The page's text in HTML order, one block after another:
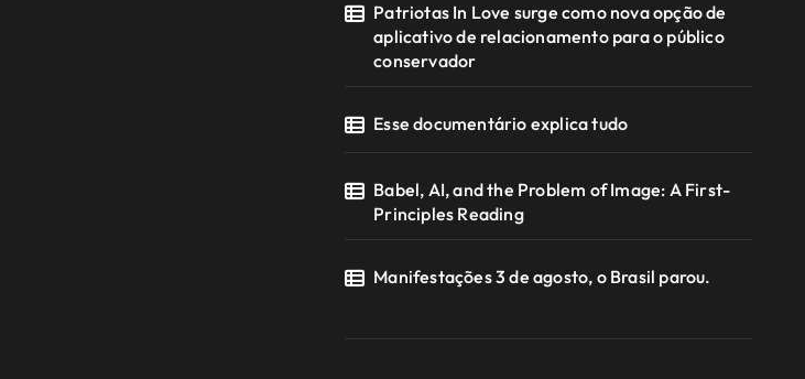
Patriotas In Love surge como nova opção de
aplicativo de relacionamento para o público
conservador
Esse documentário explica tudo
Babel, AI, and the Problem of Image: A First-
Principles Reading
Manifestações 3 de agosto, o Brasil parou.